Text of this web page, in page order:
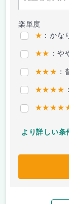
楽単度
★ ：かな
★★ ：や
★★★ ：
★★★★
より詳しい条